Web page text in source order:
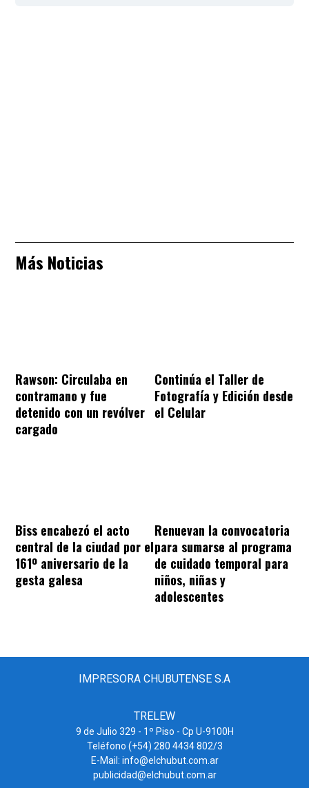
Más Noticias
Rawson: Circulaba en
contramano y fue
detenido con un revólver
cargado
Continúa el Taller de
Fotografía y Edición desde
el Celular
Biss encabezó el acto
central de la ciudad por el
161º aniversario de la
gesta galesa
Renuevan la convocatoria
para sumarse al programa
de cuidado temporal para
niños, niñas y
adolescentes
IMPRESORA CHUBUTENSE S.A
TRELEW
9 de Julio 329 - 1º Piso - Cp U-9100H
Teléfono (+54) 280 4434 802/3
E-Mail: info@elchubut.com.ar
publicidad@elchubut.com.ar